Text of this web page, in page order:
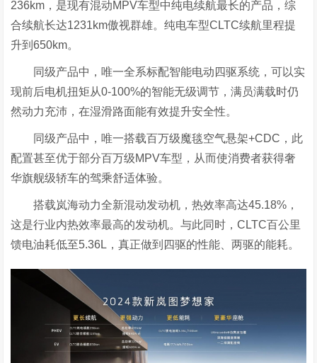
236km，是现有混动MPV车型中纯电续航最长的产品，综
合续航长达1231km傲视群雄。纯电车型CLTC续航里程提
升到650km。
同级产品中，唯一全系标配智能电动四驱系统，可以实
现前后电机扭矩从0-100%的智能无级调节，满员满载时仍
然动力充沛，在湿滑路面能有效提升安全性。
同级产品中，唯一搭载百万级魔毯空气悬架+CDC，此
配置甚至优于部分百万级MPV车型，从而使消费者获得奢
华旗舰级轿车的驾乘舒适体验。
搭载岚海动力全新混动发动机，热效率高达45.18%，
这是行业内热效率最高的发动机。与此同时，CLTC百公里
馈电油耗低至5.36L，真正做到四驱的性能、两驱的能耗。